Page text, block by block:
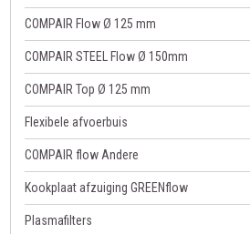
COMPAIR Flow Ø 125 mm
COMPAIR STEEL Flow Ø 150mm
COMPAIR Top Ø 125 mm
Flexibele afvoerbuis
COMPAIR flow Andere
Kookplaat afzuiging GREENflow
Plasmafilters